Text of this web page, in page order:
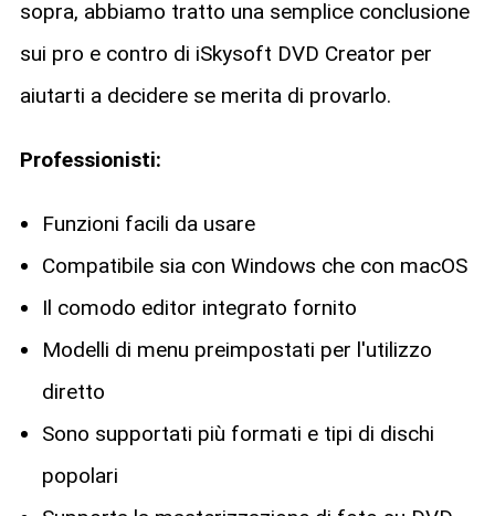
sopra, abbiamo tratto una semplice conclusione
sui pro e contro di iSkysoft DVD Creator per
aiutarti a decidere se merita di provarlo.
Professionisti:
Funzioni facili da usare
Compatibile sia con Windows che con macOS
Il comodo editor integrato fornito
Modelli di menu preimpostati per l'utilizzo
diretto
Sono supportati più formati e tipi di dischi
popolari